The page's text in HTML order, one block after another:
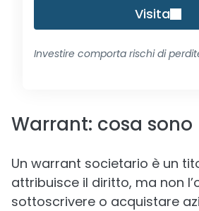
Visita
Investire comporta rischi di
Warrant: cosa sono
Un warrant societario è un
attribuisce il diritto, ma non
sottoscrivere o acquistare